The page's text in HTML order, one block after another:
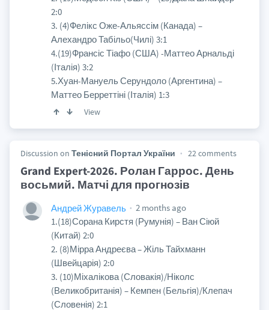
2:0
3. (4)Фелікс Оже-Альяссім (Канада) –
Алехандро Табільо(Чилі) 3:1
4.(19)Франсіс Тіафо (США) -Маттео Арнальді
(Італія) 3:2
5.Хуан-Мануель Серундоло (Аргентина) –
Маттео Берреттіні (Італія) 1:3
View
Discussion on Тенісний Портал України 22 comments
Grand Expert-2026. Ролан Гаррос. День
восьмий. Матчі для прогнозів
Андрей Журавель
2 months ago
1.(18)Сорана Кирстя (Румунія) – Ван Сіюй
(Китай) 2:0
2. (8)Мірра Андреєва – Жіль Тайхманн
(Швейцарія) 2:0
3. (10)Міхалікова (Словакія)/Ніколс
(Великобританія) – Кемпен (Бельгія)/Клепач
(Словенія) 2:1